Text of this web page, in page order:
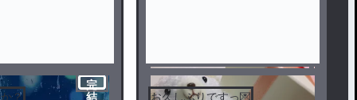
完
結
？ お久しぶりですっ💌